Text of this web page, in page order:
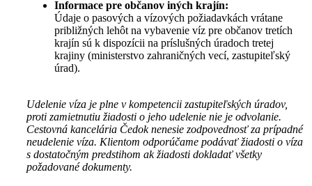
Informace pre občanov iných krajín:
Údaje o pasových a vízových požiadavkách vrátane
približných lehôt na vybavenie víz pre občanov tretích
krajín sú k dispozícii na príslušných úradoch tretej
krajiny (ministerstvo zahraničných vecí, zastupiteľský
úrad).
Udelenie víza je plne v kompetencii zastupiteľských úradov,
proti zamietnutiu žiadosti o jeho udelenie nie je odvolanie.
Cestovná kancelária Čedok nenesie zodpovednosť za prípadné
neudelenie víza. Klientom odporúčame podávať žiadosti o víza
s dostatočným predstihom ak žiadosti dokladať všetky
požadované dokumenty.